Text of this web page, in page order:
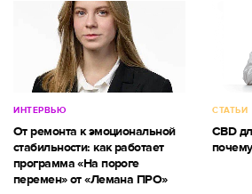
ИНТЕРВЬЮ
От ремонта к эмоциональной
стабильности: как работает
программа «На пороге
перемен» от «Лемана ПРО»
СТАТЬИ
CBD